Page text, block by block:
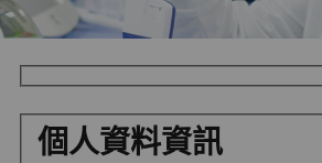
個人資料資訊